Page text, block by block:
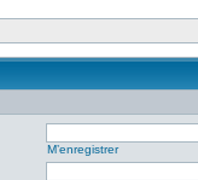
M’enregistrer